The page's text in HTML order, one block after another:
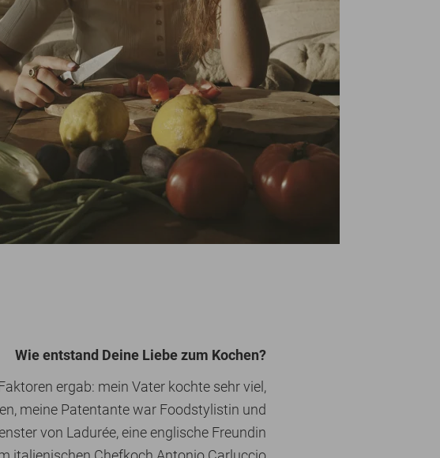
Wie entstand Deine Liebe zum Kochen?
ergab: mein Vater kochte sehr viel,
meine Patentante war Foodstylistin und
von Ladurée, eine englische Freundin